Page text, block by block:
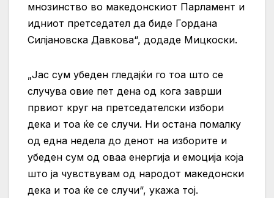
мнозинство во македонскиот Парламент и
идниот претседател да биде Гордана
Силјановска Давкова“, додаде Мицкоски.
„Јас сум убеден гледајќи го тоа што се
случува овие пет дена од кога заврши
првиот круг на претседателски избори
дека и тоа ќе се случи. Ни остана помалку
од една недела до денот на изборите и
убеден сум од оваа енергија и емоција која
што ја чувствувам од народот македонски
дека и тоа ќе се случи“, укажа тој.